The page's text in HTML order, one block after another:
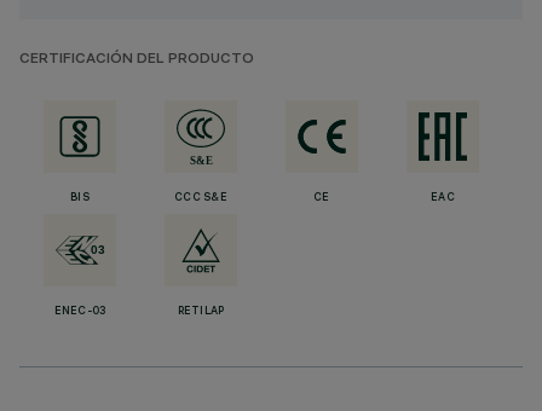
CERTIFICACIÓN DEL PRODUCTO
BIS CCC S&E CE EAC
ENEC-03 RETILAP